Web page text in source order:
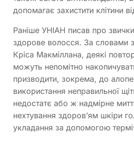
допомагає захистити клітини
Раніше УНІАН писав про
здорове волосся. За словами
Кріса Макміллана, деякі
можуть непомітно
призводити, зокрема, до
використання неправильної
недостатє або ж надмірне
нехтування здоров’ям шкіри
укладання за допомогою